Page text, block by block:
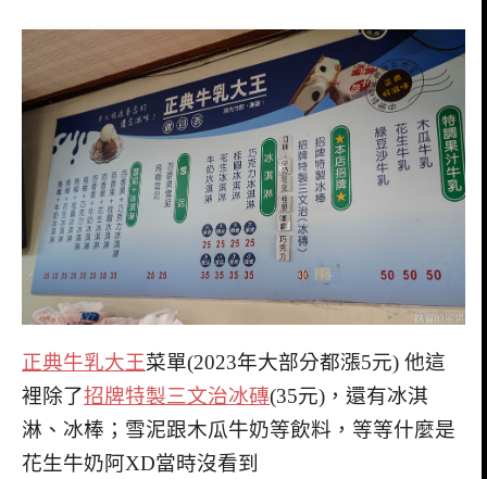
正典牛乳大王菜單(2023年大部分都漲5元) 他這
裡除了招牌特製三文治冰磚(35元)，還有冰淇
淋、冰棒；雪泥跟木瓜牛奶等飲料，等等什麼是
花生牛奶阿XD當時沒看到